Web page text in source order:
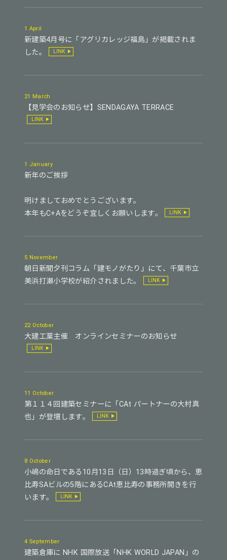
1 April
新建築4月号に「アグリカレッジ福島」が掲載されま
した。
LINK
21 March
【見学会のお知らせ】SENDAGAYA TERRACE
LINK
1 January
新年のご挨拶
明けましておめでとうございます。
本年もC+Aをどうぞ宜しくお願いします。
LINK
5 November
朝日新聞夕刊コラム「建モノがたり」にて、千葉市立
美浜打瀬小学校が紹介されました。
LINK
22 October
大建工業主催 オンラインセミナーのお知らせ
LINK
11 October
第１１４回建築セミナーに「CAt パートナーの大村真
也」が登壇します。
LINK
8 October
小嶋の命日である10月13日（日）13時過ぎ頃から、恵
比寿SAビルの5階にあるCAt恵比寿の事務所開きを行
います。
LINK
4 September
建築倉庫に NHK 国際放送「NHK WORLD JAPAN」の